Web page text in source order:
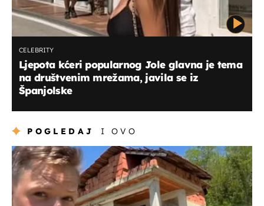
CELEBRITY
Ljepota kćeri popularnog Jole glavna je tema
na društvenim mrežama, javila se iz
Španjolske
POGLEDAJ I OVO